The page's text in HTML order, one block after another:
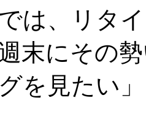
は、リタ
末にその
を見たい」